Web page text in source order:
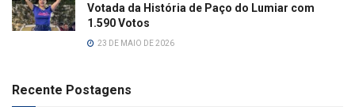
Votada da História de Paço do Lumiar com
1.590 Votos
23 DE MAIO DE 2026
Recente Postagens